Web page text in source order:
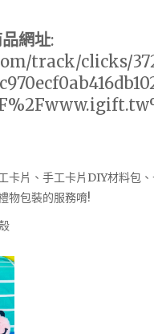
網址:
track/clicks/
卡片、手工卡片DIY材料包
物包裝的服務唷!